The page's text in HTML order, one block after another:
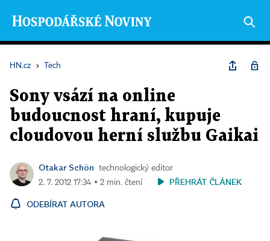
HN.cz › Tech
Sony vsází na online
budoucnost hraní, kupuje
cloudovou herní službu Gaikai
Otakar Schön
technologický editor
2. 7. 2012 17:34 ▪ 2 min. čtení
PŘEHRÁT ČLÁNEK
ODEBÍRAT AUTORA